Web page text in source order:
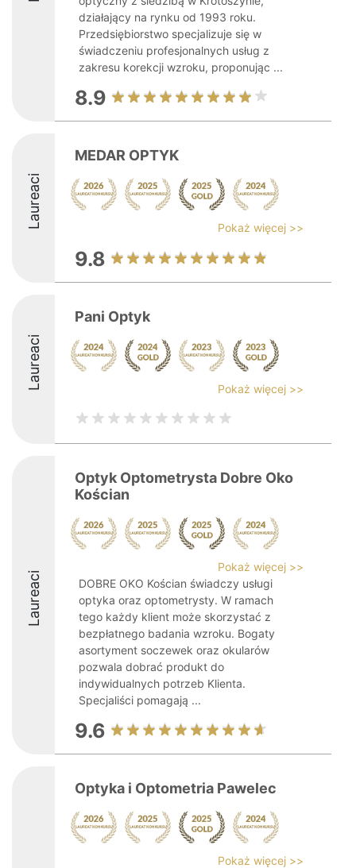
działający na rynku od 1993 roku.
Przedsiębiorstwo specjalizuje się w
świadczeniu profesjonalnych usług z
zakresu korekcji wzroku, proponując ...
8.9
Laureaci
MEDAR OPTYK
Pokaż więcej >>
9.8
Laureaci
Pani Optyk
Pokaż więcej >>
Laureaci
Optyk Optometrysta Dobre Oko
Kościan
Pokaż więcej >>
DOBRE OKO Kościan świadczy usługi
optyka oraz optometrysty. W ramach
tego każdy klient może skorzystać z
bezpłatnego badania wzroku. Bogaty
asortyment soczewek oraz okularów
pozwala dobrać produkt do
indywidualnych potrzeb Klienta.
Specjaliści pomagają ...
9.6
Optyka i Optometria Pawelec
Pokaż więcej >>